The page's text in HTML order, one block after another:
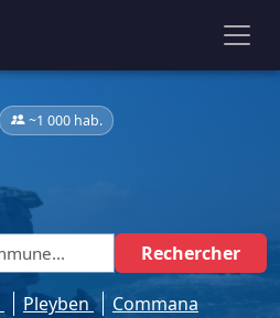
~1 000 hab.
Rechercher
Pleyben Commana